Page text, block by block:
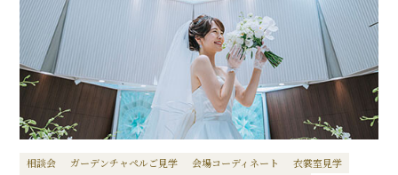
相談会 ガーデンチャペルご見学 会場コーディネート
衣裳室見学